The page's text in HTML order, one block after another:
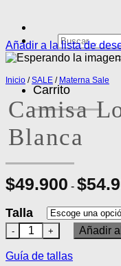
Buscar
por:
Carrito
Añadir a la lista de
Inicio / SALE / Materna Sale
Camisa
Blanca
$49.900 - $
Talla
Camisa Lorena Sisa
Añadir
Guía de tallas